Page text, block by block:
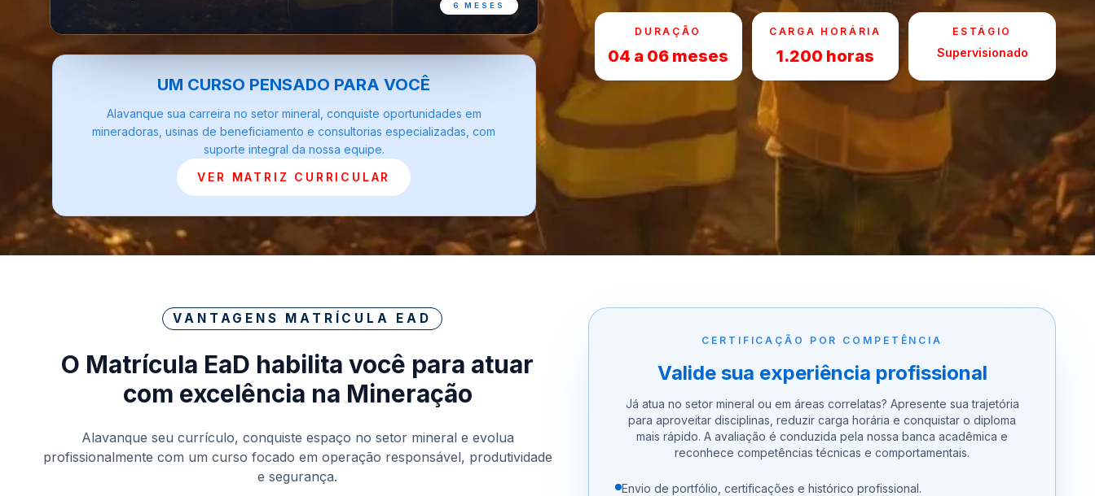
6 MESES
UM CURSO PENSADO PARA VOCÊ
Alavanque sua carreira no setor mineral, conquiste oportunidades em
mineradoras, usinas de beneficiamento e consultorias especializadas, com
suporte integral da nossa equipe.
VER MATRIZ CURRICULAR
DURAÇÃO
04 a 06 meses
CARGA HORÁRIA
1.200 horas
ESTÁGIO
Supervisionado
VANTAGENS MATRÍCULA EAD
O Matrícula EaD habilita você para atuar
com excelência na Mineração
Alavanque seu currículo, conquiste espaço no setor mineral e evolua
profissionalmente com um curso focado em operação responsável, produtividade
e segurança.
CERTIFICAÇÃO POR COMPETÊNCIA
Valide sua experiência profissional
Já atua no setor mineral ou em áreas correlatas? Apresente sua trajetória
para aproveitar disciplinas, reduzir carga horária e conquistar o diploma
mais rápido. A avaliação é conduzida pela nossa banca acadêmica e
reconhece competências técnicas e comportamentais.
Envio de portfólio, certificações e histórico profissional.